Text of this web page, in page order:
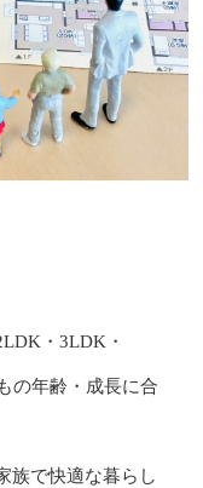
・3LDK・
の年齢・成長に合
族で快適な暮らし